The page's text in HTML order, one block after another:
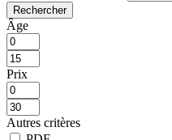
Rechercher
Âge
Prix
Autres critères